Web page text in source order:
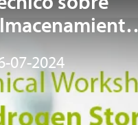
hidrógeno
07-2024